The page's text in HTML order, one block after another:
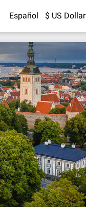
Español $ US Dollar